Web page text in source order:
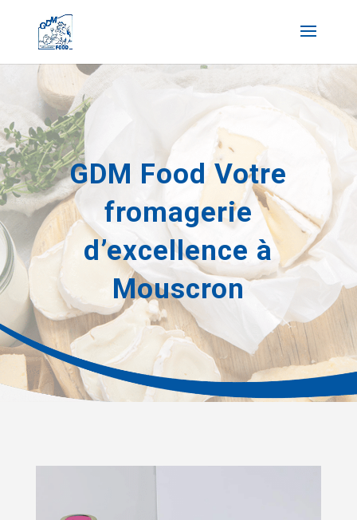
GDM Food Votre
fromagerie
d’excellence à
Mouscron